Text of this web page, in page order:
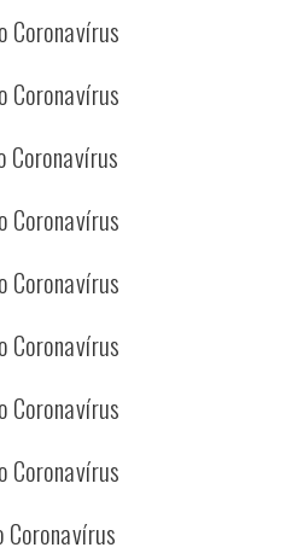
Coronavírus
Coronavírus
Coronavírus
Coronavírus
Coronavírus
Coronavírus
Coronavírus